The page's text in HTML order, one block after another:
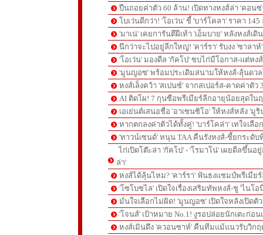
ปืนถอยค่าตัว 60 ล้าน! เปิดทางหงส์ล่า 'คอนซ่
โบเว่นดีกว่า! 'โอเว่น' ชี้ 'บาร์โคลา' ราคา
'มาเน่' เคยการันตีฝีเท้า 'เอ็มบาย' หลังหงส์เดิ
นึกว่าจะไปอยู่ลีกใหญ่! 'คาร์รา' รับงง 'ซาลา
'โอเว่น' มองดีล 'กัคโป' ซบไก่มีโอกาส-แต่ห
'มูนญอซ' พร้อมประเดิมสนามให้หงส์-ลุ้นดว
หงส์เล็งคว้า 'สเปนซ์' จากสเปอร์ส-คาดค่าตัว
AI ติดโผ! 7 กุนซือพรีเมียร์ลีกอายุน้อยสุดใน
เอเย่นต์เสนอชื่อ 'อาเซนซิโอ' ให้หงส์หลัง 'มู
หากตกลงค่าตัวได้ทั้งคู่! 'บาร์โคล่า' เทใจเลือ
'ทาวน์เซนด์' หนุน TAA คืนรังหงส์-ชี้ยกระดั
ไก่เปิดโต๊ะล่า 'กัคโป' - 'โรมาโน่' เผยดีลขึ้นอ
ล่า'
หงส์ได้ลุ้นไหม? 'คาร์รา' ฟันธงแชมป์พรีเมีย
'โซโบซไล' เปิดใจเรื่องเสริมทัพหงส์-ชู 'ไนโ
มั่นใจเลือกไม่ผิด! 'มูนญอซ' เปิดใจหลังเปิดตั
'โจนส์' เป้าหมาย No.1! งูรอปล่อยนักเตะก่อ
หงส์เมินดึง 'ควอนซาห์' คืนทีมแม้แนวรับวิก